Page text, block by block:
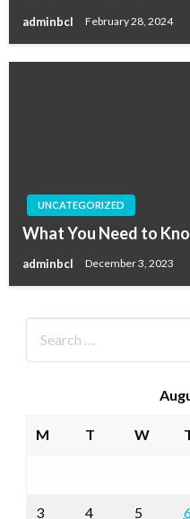
adminbcl February 28, 2024
UNCATEGORIZED
What You Need to
adminbcl December 3, 2023
M T W
3 4 5